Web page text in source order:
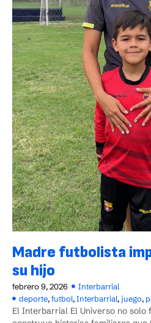
Madre futbolista
su hijo
febrero 9, 2026
Interbarrial
deporte,futbol,Interbarrial, juego,
El Interbarrial El Universo no solo